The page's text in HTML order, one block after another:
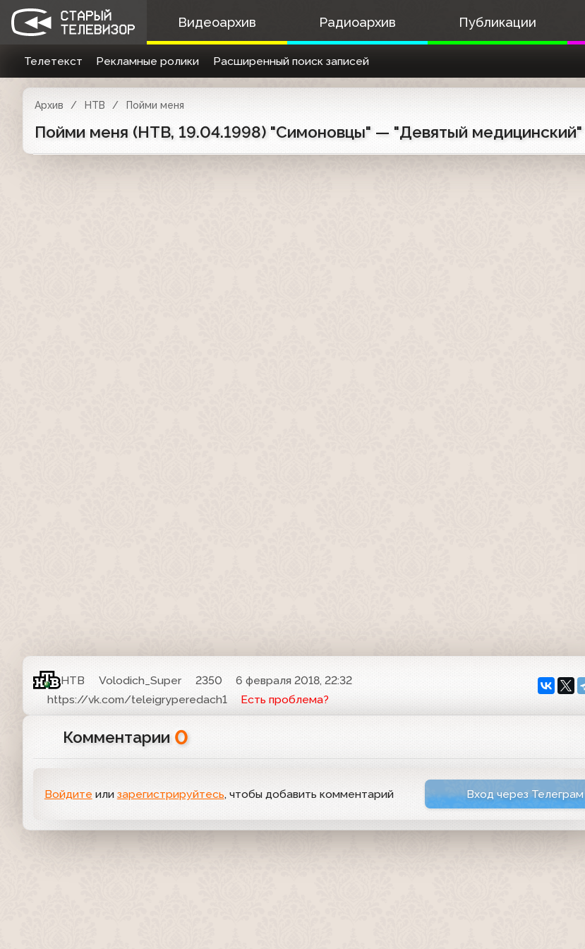
Видеоархив Радиоархив Публикации
Телетекст Рекламные ролики Расширенный поиск записей
Архив НТВ Пойми меня
Пойми меня (НТВ, 19.04.1998) "Симоновцы" — "Девятый медицинский"
НТВ Volodich_Super 2350
6 февраля 2018, 22:32
https://vk.com/teleigryperedach1
Есть проблема?
Комментарии 0
Войдите или зарегистрируйтесь, чтобы добавить комментарий Вход через Телеграм